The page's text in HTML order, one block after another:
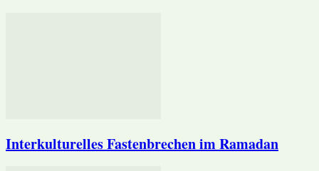
Interkulturelles Fastenbrechen im Ramadan